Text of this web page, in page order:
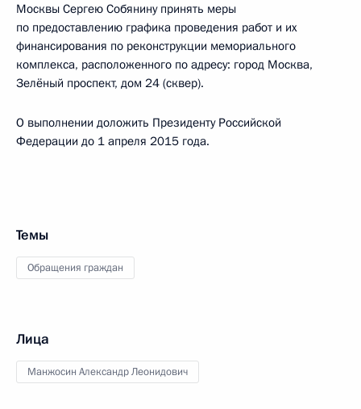
Москвы Сергею Собянину принять меры
по предоставлению графика проведения работ и их
финансирования по реконструкции мемориального
комплекса, расположенного по адресу: город Москва,
Зелёный проспект, дом 24 (сквер).
О выполнении доложить Президенту Российской
Федерации до 1 апреля 2015 года.
Темы
Обращения граждан
Лица
Манжосин Александр Леонидович